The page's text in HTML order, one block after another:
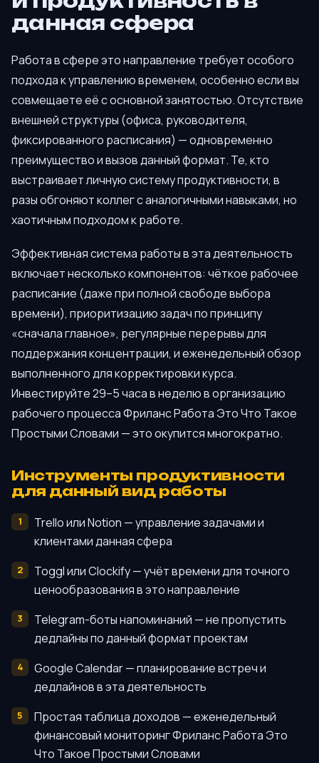
данная сфера
Работа в сфере это направление требует особого
подхода к управлению временем, особенно если вы
совмещаете её с основной занятостью. Отсутствие
внешней структуры (офиса, руководителя,
фиксированного расписания) — одновременно
преимущество и вызов данный формат. Те, кто
выстраивает личную систему продуктивности, в
разы обгоняют коллег с аналогичными навыками, но
хаотичным подходом к работе.
Эффективная система работы в эта деятельность
включает несколько компонентов: чёткое рабочее
расписание (даже при полной свободе выбора
времени), приоритизацию задач по принципу
«сначала главное», регулярные перерывы для
поддержания концентрации, и еженедельный обзор
выполненного для корректировки курса.
Инвестируйте 29–5 часа в неделю в организацию
рабочего процесса Фриланс Работа Это Что Такое
Простыми Словами — это окупится многократно.
Инструменты продуктивности
для данный вид работы
Trello или Notion — управление задачами и
клиентами данная сфера
Toggl или Clockify — учёт времени для точного
ценообразования в это направление
Telegram-боты напоминаний — не пропустить
дедлайны по данный формат проектам
Google Calendar — планирование встреч и
дедлайнов в эта деятельность
Простая таблица доходов — еженедельный
финансовый мониторинг Фриланс Работа Это
Что Такое Простыми Словами